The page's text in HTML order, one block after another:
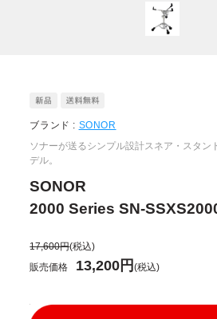
ブランド : SONOR
ソナーが送るシンプル設計スネア・スタン
デル。
SONOR
2000 Series SN-
17,600円(税込)
販売価格
13,200円(税込)